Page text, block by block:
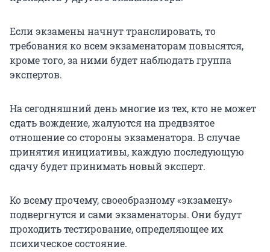
Если экзамены начнут транслировать, то
требования ко всем экзаменаторам повысятся,
кроме того, за ними будет наблюдать группа
экспертов.
На сегодняшний день многие из тех, кто не может
сдать вождение, жалуются на предвзятое
отношение со стороны экзаменатора. В случае
принятия инициативы, каждую последующую
сдачу будет принимать новый эксперт.
Ко всему прочему, своеобразному «экзамену»
подвергнутся и сами экзаменаторы. Они будут
проходить тестирование, определяющее их
психическое состояние.